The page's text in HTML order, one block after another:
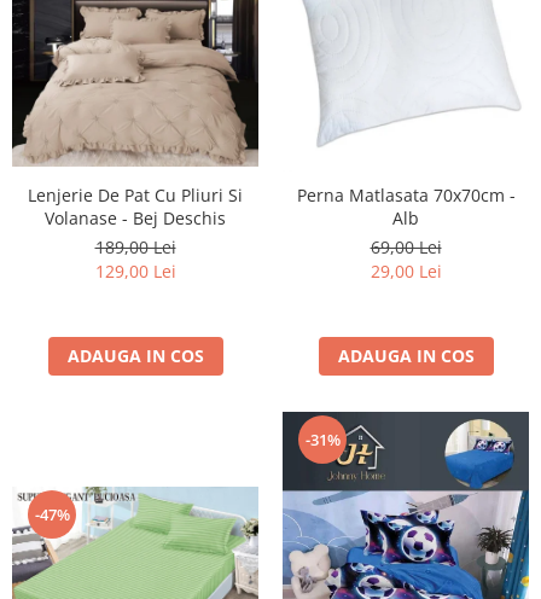
Lenjerie De Pat Cu Pliuri Si
Volanase - Bej Deschis
189,00 Lei
129,00 Lei
ADAUGA IN COS
Perna Matlasata 70x70cm -
Alb
69,00 Lei
29,00 Lei
ADAUGA IN COS
-47%
-31%